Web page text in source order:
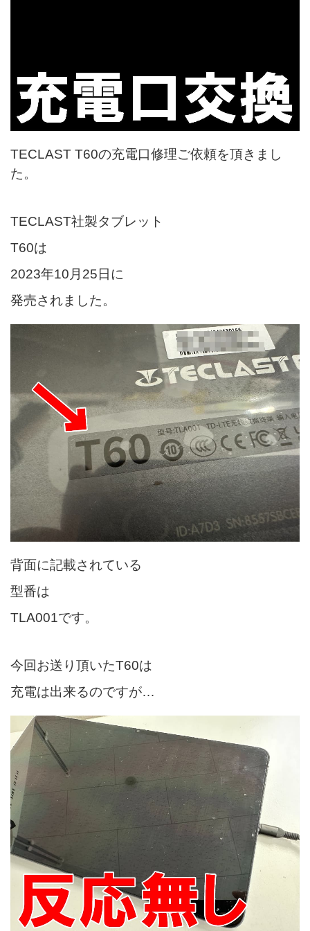
TECLAST T60の充電口修理ご依頼を頂きまし
た。
TECLAST社製タブレット
T60は
2023年10月25日に
発売されました。
背面に記載されている
型番は
TLA001です。
今回お送り頂いたT60は
充電は出来るのですが…